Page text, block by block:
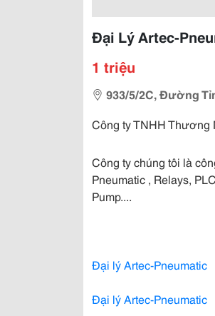
Đại Lý Artec-
1 triệu
933/5/2C, Đường
Công ty TNHH Thương
Công ty chúng tôi là
Pneumatic , Relays,
Pump....
Đại lý Artec-Pneumatic
Đại lý Artec-Pneumatic